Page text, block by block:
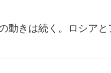
動きは続く。ロシア